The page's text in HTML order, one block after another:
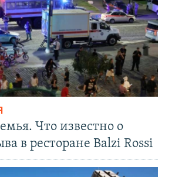
Что известно о
в ресторане Balzi Rossi